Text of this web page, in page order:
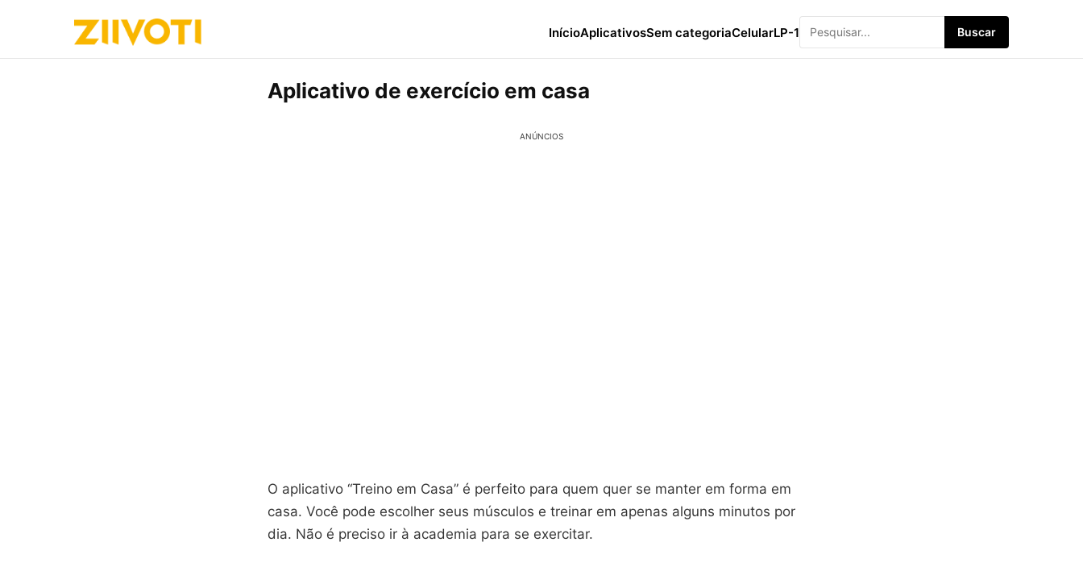
InícioAplicativosSem categoriaCelularLP-1 Buscar
Aplicativo de exercício em casa
ANÚNCIOS
O aplicativo “Treino em Casa” é perfeito para quem quer se manter em forma em
casa. Você pode escolher seus músculos e treinar em apenas alguns minutos por
dia. Não é preciso ir à academia para se exercitar.